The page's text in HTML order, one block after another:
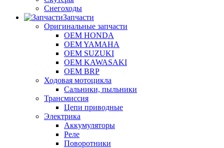
Снегоходы
Запчасти
Оригинальные запчасти
OEM HONDA
OEM YAMAHA
OEM SUZUKI
OEM KAWASAKI
OEM BRP
Ходовая мотоцикла
Сальники, пыльники
Трансмиссия
Цепи приводные
Электрика
Аккумуляторы
Реле
Поворотники